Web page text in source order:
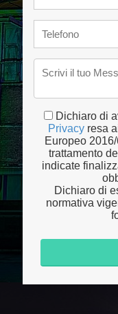
Dichiaro di
Privacy resa
Europeo
trattamento
indicate
Dichiaro di
normativa